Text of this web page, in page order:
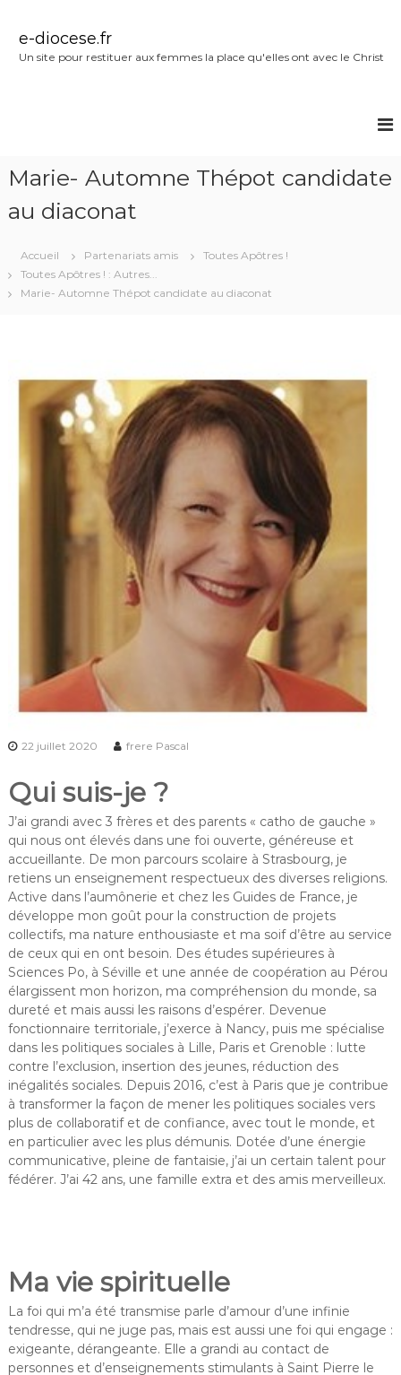
e-diocese.fr
Un site pour restituer aux femmes la place qu'elles ont avec le Christ
Marie- Automne Thépot candidate
au diaconat
Accueil Partenariats amis
Toutes Apôtres !
Toutes Apôtres ! : Autres...
Marie- Automne Thépot candidate au diaconat
22 juillet 2020 frere Pascal
Qui suis-je ?
J’ai grandi avec 3 frères et des parents « catho de gauche »
qui nous ont élevés dans une foi ouverte, généreuse et
accueillante. De mon parcours scolaire à Strasbourg, je
retiens un enseignement respectueux des diverses religions.
Active dans l’aumônerie et chez les Guides de France, je
développe mon goût pour la construction de projets
collectifs, ma nature enthousiaste et ma soif d’être au service
de ceux qui en ont besoin. Des études supérieures à
Sciences Po, à Séville et une année de coopération au Pérou
élargissent mon horizon, ma compréhension du monde, sa
dureté et mais aussi les raisons d’espérer. Devenue
fonctionnaire territoriale, j’exerce à Nancy, puis me spécialise
dans les politiques sociales à Lille, Paris et Grenoble : lutte
contre l’exclusion, insertion des jeunes, réduction des
inégalités sociales. Depuis 2016, c’est à Paris que je contribue
à transformer la façon de mener les politiques sociales vers
plus de collaboratif et de confiance, avec tout le monde, et
en particulier avec les plus démunis. Dotée d’une énergie
communicative, pleine de fantaisie, j’ai un certain talent pour
fédérer. J’ai 42 ans, une famille extra et des amis merveilleux.
Ma vie spirituelle
La foi qui m’a été transmise parle d’amour d’une infinie
tendresse, qui ne juge pas, mais est aussi une foi qui engage :
exigeante, dérangeante. Elle a grandi au contact de
personnes et d’enseignements stimulants à Saint Pierre le